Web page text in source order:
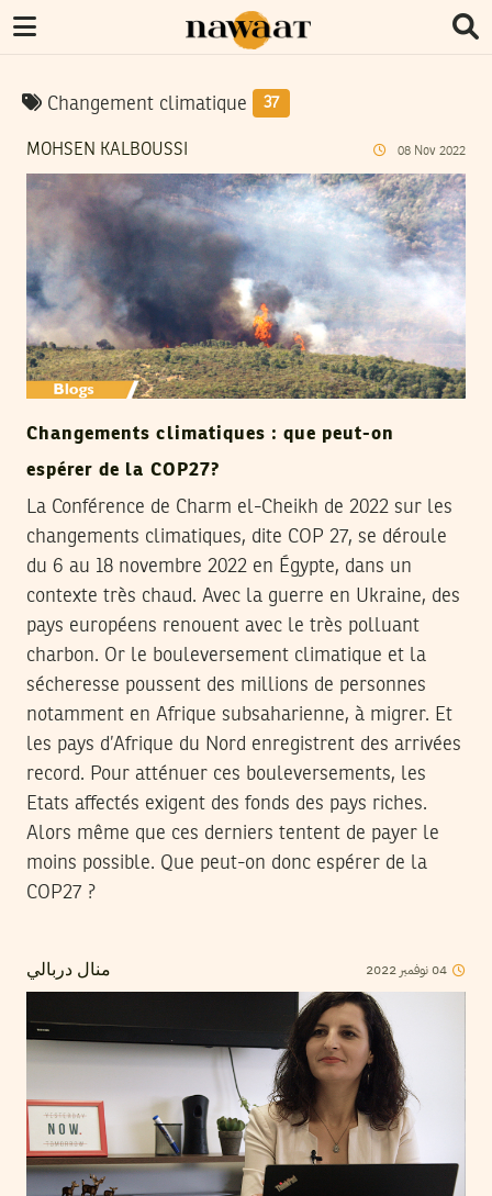
Changement climatique 37
MOHSEN KALBOUSSI 08 Nov 2022
Changements climatiques : que peut-on
espérer de la COP27?
La Conférence de Charm el-Cheikh de 2022 sur les
changements climatiques, dite COP 27, se déroule
du 6 au 18 novembre 2022 en Égypte, dans un
contexte très chaud. Avec la guerre en Ukraine, des
pays européens renouent avec le très polluant
charbon. Or le bouleversement climatique et la
sécheresse poussent des millions de personnes
notamment en Afrique subsaharienne, à migrer. Et
les pays d’Afrique du Nord enregistrent des arrivées
record. Pour atténuer ces bouleversements, les
Etats affectés exigent des fonds des pays riches.
Alors même que ces derniers tentent de payer le
moins possible. Que peut-on donc espérer de la
COP27 ?
منال دربالي 04نوفمبر 2022